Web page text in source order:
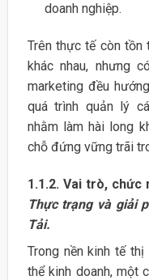
doanh nghiệp.
Trên thực tế còn tồn
khác nhau, nhưng
marketing đều
quá trình quản lý
nhằm làm hài long
chỗ đứng vững trãi
1.1.2. Vai trò, chức
Thực trạng và giải
Tải.
Trong nền kinh tế
thể kinh doanh, một